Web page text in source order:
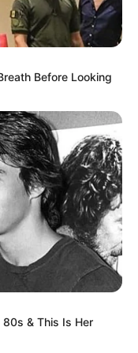
bahagia.
Hirose
yang terlihat
Before Looking
80s & This Is Her